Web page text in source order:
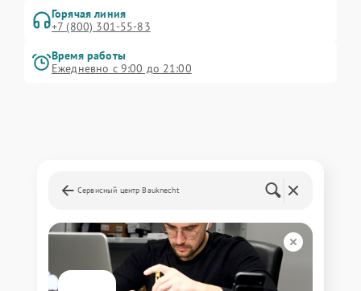
Горячая линия
+7 (800) 301-55-83
Время работы
Ежедневно с 9:00 до 21:00
Сервисный центр Bauknecht